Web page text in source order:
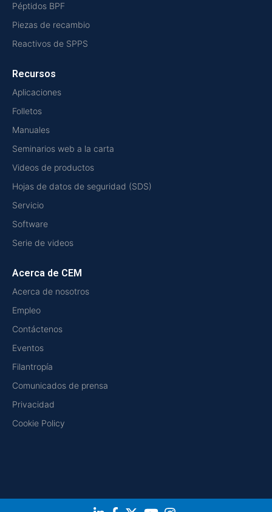
Péptidos BPF
Piezas de recambio
Reactivos de SPPS
Recursos
Aplicaciones
Folletos
Manuales
Seminarios web a la carta
Videos de productos
Hojas de datos de seguridad (SDS)
Servicio
Software
Serie de videos
Acerca de CEM
Acerca de nosotros
Empleo
Contáctenos
Eventos
Filantropía
Comunicados de prensa
Privacidad
Cookie Policy